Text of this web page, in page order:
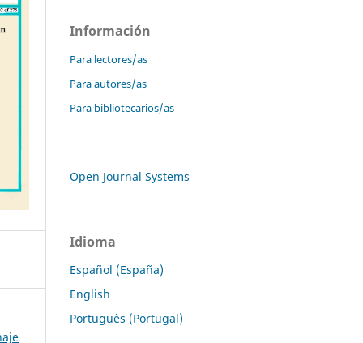
Información
Para lectores/as
Para autores/as
Para bibliotecarios/as
Open Journal Systems
Idioma
Español (España)
English
Português (Portugal)